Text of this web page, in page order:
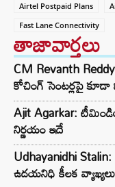
Airtel Postpaid Plans
Fast Lane Connectivity
తాజావార్తలు
CM Revanth
కోచింగ్ సెంటర్లపై
Ajit Agarkar:
నిర్ణయం ఇదే
Udhayanidhi
ఉదయనిధి కీలక వ్యాఖ్యలు